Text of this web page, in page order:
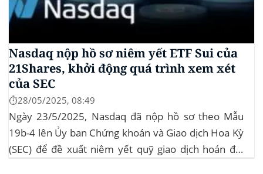
Nasdaq nộp hồ sơ niêm yết ETF Sui của
21Shares, khởi động quá trình xem xét
của SEC
⏱️28/05/2025, 08:49
Ngày 23/5/2025, Nasdaq đã nộp hồ sơ theo Mẫu
19b-4 lên Ủy ban Chứng khoán và Giao dịch Hoa Kỳ
(SEC) để đề xuất niêm yết quỹ giao dịch hoán đổi